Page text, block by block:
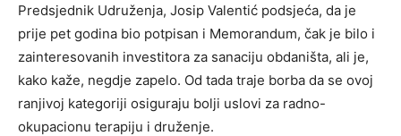
Predsjednik Udruženja, Josip Valentić podsjeća, da je
prije pet godina bio potpisan i Memorandum, čak je bilo i
zainteresovanih investitora za sanaciju obdaništa, ali je,
kako kaže, negdje zapelo. Od tada traje borba da se ovoj
ranjivoj kategoriji osiguraju bolji uslovi za radno-
okupacionu terapiju i druženje.